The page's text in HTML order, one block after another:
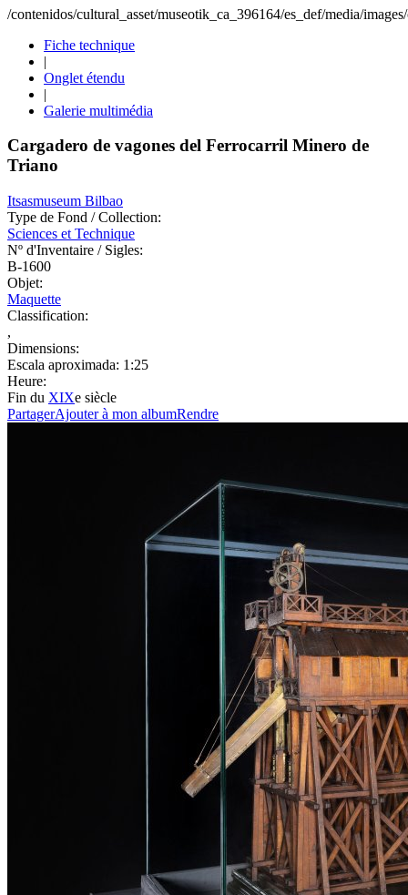
/contenidos/cultural_asset/museotik_ca_396164/es_def/media/
Fiche technique
|
Onglet étendu
|
Galerie multimédia
Cargadero de vagones del Ferrocarril Minero de
Triano
Itsasmuseum Bilbao
Type de Fond / Collection:
Sciences et Technique
Nº d'Inventaire / Sigles:
B-1600
Objet:
Maquette
Classification:
,
Dimensions:
Escala aproximada: 1:25
Heure:
Fin du XIXe siècle
PartagerAjouter à mon albumRendre